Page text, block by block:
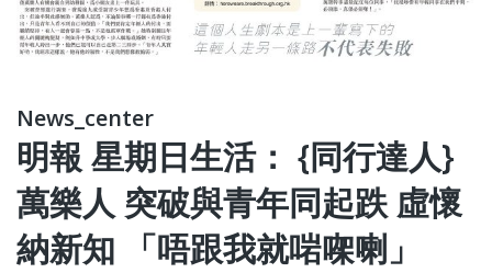
News_center
明報 星期日生活： {同行達人}
萬樂人 突破與青年同起跌 虛懷
納新知 「唔跟我就啱㗎喇」